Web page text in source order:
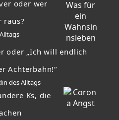
oder wer
raus?
oder „Ich will endlich
Achterbahn!“
des Alltags
Ks, die